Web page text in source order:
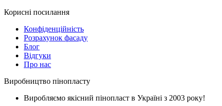
Корисні посилання
Конфіденційність
Розрахунок фасаду
Блог
Відгуки
Про нас
Виробництво пінопласту
Виробляємо якісний пінопласт в Україні з 2003 року!